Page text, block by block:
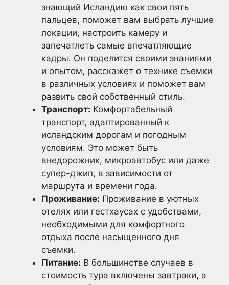
знающий Исландию как свои пять
пальцев, поможет вам выбрать лучшие
локации, настроить камеру и
запечатлеть самые впечатляющие
кадры. Он поделится своими знаниями
и опытом, расскажет о технике съемки
в различных условиях и поможет вам
развить свой собственный стиль.
Транспорт: Комфортабельный
транспорт, адаптированный к
исландским дорогам и погодным
условиям. Это может быть
внедорожник, микроавтобус или даже
супер-джип, в зависимости от
маршрута и времени года.
Проживание: Проживание в уютных
отелях или гестхаусах с удобствами,
необходимыми для комфортного
отдыха после насыщенного дня
съемки.
Питание: В большинстве случаев в
стоимость тура включены завтраки, а